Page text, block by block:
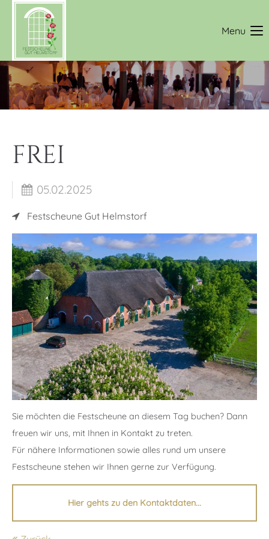
Login
Benutzername
Passwort
Support
Lorem ipsum dolor sit amet:
24h/ 365days
We offer support for our customers
Mon - Fri 8:00am - 5:00pm(GMT +1)
Get in touch
Cybersteel Inc.
376-293 City Road, Suite 600
San Francisco, CA 94102
Have any questions?
+44 1234 567 890
Menu
FREI
05.02.2025
Festscheune Gut Helmstorf
Sie möchten die Festscheune an diesem Tag buchen? Dann
freuen wir uns, mit Ihnen in Kontakt zu treten.
Für nähere Informationen sowie alles rund um unsere
Festscheune stehen wir Ihnen gerne zur Verfügung.
Hier gehts zu den Kontaktdaten...